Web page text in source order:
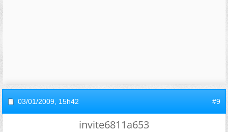
03/01/2009, 15h42 #9
invite6811a653